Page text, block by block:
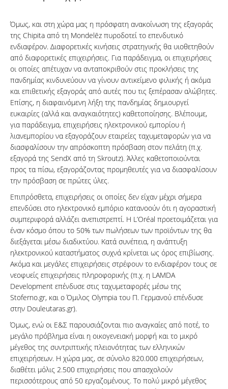
Όμως, και στη χώρα μας η πρόσφατη ανακοίνωση της εξαγοράς
της Chipita από τη Mondelēz πυροδοτεί το επενδυτικό
ενδιαφέρον. Διαφορετικές κινήσεις στρατηγικής θα υιοθετηθούν
από διαφορετικές επιχειρήσεις. Για παράδειγμα, οι επιχειρήσεις
οι οποίες απέτυχαν να ανταποκριθούν στις προκλήσεις της
πανδημίας κινδυνεύουν να γίνουν αντικείμενο φιλικής ή ακόμα
και επιθετικής εξαγοράς από αυτές που τις ξεπέρασαν αλώβητες.
Επίσης, η διαφαινόμενη λήξη της πανδημίας δημιουργεί
ευκαιρίες (αλλά και αναγκαιότητες) καθετοποίησης. Βλέπουμε,
για παράδειγμα, επιχειρήσεις ηλεκτρονικού εμπορίου ή
λιανεμπορίου να εξαγοράζουν εταιρείες ταχυμεταφορών για να
διασφαλίσουν την απρόσκοπτη πρόσβαση στον πελάτη (π.χ.
εξαγορά της SendX από τη Skroutz). Άλλες καθετοποιούνται
προς τα πίσω, εξαγοράζοντας προμηθευτές για να διασφαλίσουν
την πρόσβαση σε πρώτες ύλες.
Επιπρόσθετα, επιχειρήσεις οι οποίες δεν είχαν μέχρι σήμερα
επενδύσει στο ηλεκτρονικό εμπόριο κατανοούν ότι η αγοραστική
συμπεριφορά αλλάζει ανεπιστρεπτί. Η L’Oréal προετοιμάζεται για
έναν κόσμο όπου το 50% των πωλήσεων των προϊόντων της θα
διεξάγεται μέσω διαδικτύου. Κατά συνέπεια, η ανάπτυξη
ηλεκτρονικού καταστήματος συχνά κρίνεται ως όρος επιβίωσης.
Ακόμα και μεγάλες επιχειρήσεις στρέφουν το ενδιαφέρον τους σε
νεοφυείς επιχειρήσεις πληροφορικής (π.χ. η LAMDA
Development επένδυσε στις ταχυμεταφορές μέσω της
Stoferno.gr, και ο Όμιλος Olympia του Π. Γερμανού επένδυσε
στην Douleutaras.gr).
Όμως, ενώ οι Ε&Σ παρουσιάζονται πιο αναγκαίες από ποτέ, το
μεγάλο πρόβλημα είναι η οικογενειακή μορφή και το μικρό
μέγεθος της συντριπτικής πλειονότητας των ελληνικών
επιχειρήσεων. Η χώρα μας, σε σύνολο 820.000 επιχειρήσεων,
διαθέτει μόλις 2.500 επιχειρήσεις που απασχολούν
περισσότερους από 50 εργαζομένους. Το πολύ μικρό μέγεθος